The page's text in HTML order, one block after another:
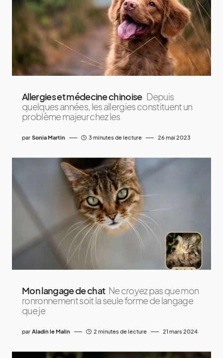
Allergies et médecine chinoise Depuis
quelques années, les allergies constituent un
problème majeur chez les
par Sonia Martin 3 minutes de lecture 26 mai 2023
Mon langage de chat Ne croyez pas que mon
ronronnement soit la seule forme de langage
que je
par Aladin le Malin 2 minutes de lecture 21 mars 2024